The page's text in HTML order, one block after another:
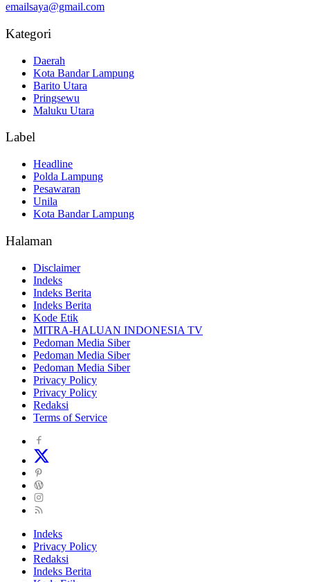
emailsaya@gmail.com
Kategori
Daerah
Kota Bandar Lampung
Barito Utara
Pringsewu
Maluku Utara
Label
Headline
Polda Lampung
Pesawaran
Unila
Kota Bandar Lampung
Halaman
Disclaimer
Indeks
Indeks Berita
Indeks Berita
Kode Etik
MITRA-HALUAN INDONESIA TV
Pedoman Media Siber
Pedoman Media Siber
Pedoman Media Siber
Privacy Policy
Privacy Policy
Redaksi
Terms of Service
Indeks
Privacy Policy
Redaksi
Indeks Berita